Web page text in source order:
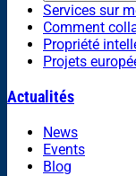
Services sur
Comment
Propriété
Projets
Actualités
News
Events
Blog